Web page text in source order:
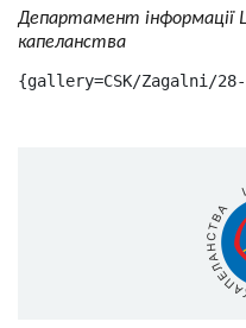
Департамент інформації
капеланства
{gallery=CSK/Zagalni/